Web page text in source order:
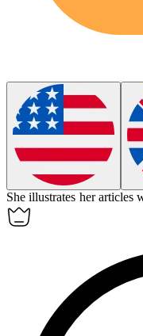
Sheillustrates her articles